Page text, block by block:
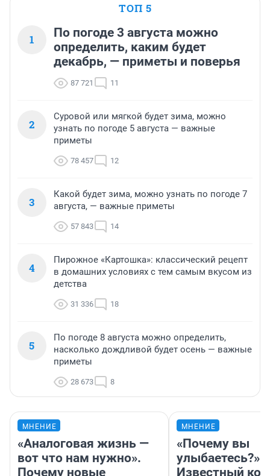
ТОП 5
1
По погоде 3 августа можно
определить, каким будет
декабрь, — приметы и поверья
87 721 11
2
Суровой или мягкой будет зима, можно
узнать по погоде 5 августа — важные
приметы
78 457 12
3
Какой будет зима, можно узнать по погоде 7
августа, — важные приметы
57 843 14
4
Пирожное «Картошка»: классический рецепт
в домашних условиях с тем самым вкусом из
детства
31 336 18
5
По погоде 8 августа можно определить,
насколько дождливой будет осень — важные
приметы
28 673 8
МНЕНИЕ
«Аналоговая жизнь —
вот что нам нужно».
Почему новые
МНЕНИЕ
«Почему вы
улыбаетесь?»
Известный